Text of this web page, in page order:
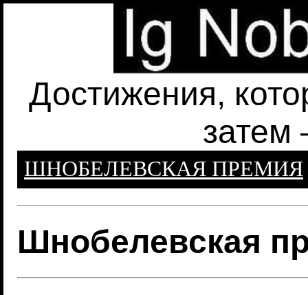
Достижения,
затем
ШНОБЕЛЕВСКАЯ ПРЕМИЯ
Шнобелевская